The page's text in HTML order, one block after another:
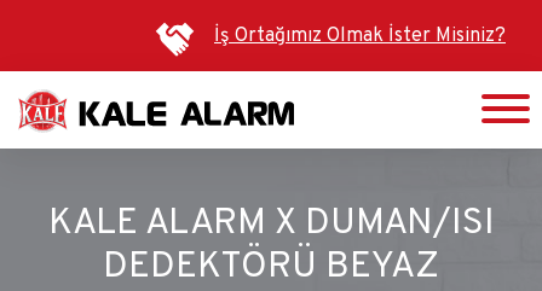
atla
İş Ortağımız Olmak İster Misiniz?
KALE ALARM X DUMAN/ISI
DEDEKTÖRÜ BEYAZ